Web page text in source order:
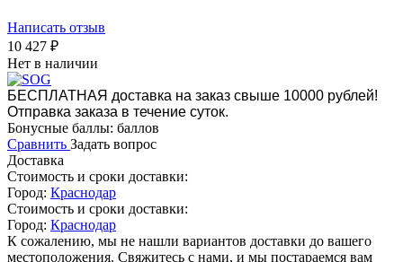
Написать отзыв
10 427 ₽
Нет в наличии
БЕСПЛАТНАЯ доставка на заказ свыше 10000 рублей!
Отправка заказа в течение суток.
Бонусные баллы: баллов
Сравнить Задать вопрос
Доставка
Стоимость и сроки доставки:
Город: Краснодар
Стоимость и сроки доставки:
Город: Краснодар
К сожалению, мы не нашли вариантов доставки до вашего
местоположения. Свяжитесь с нами, и мы постараемся вам